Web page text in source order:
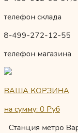
телефон склада
8-499-272-12-55
телефон магазина
ВАША КОРЗИНА
на сумму: 0 Руб
Станция метро